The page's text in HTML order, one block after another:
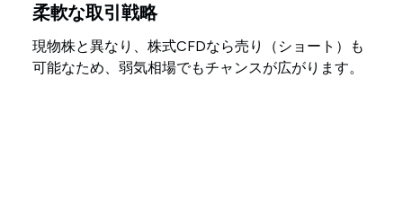
柔軟な取引戦略
現物株と異なり、株式CFDなら売り（ショート）も
可能なため、弱気相場でもチャンスが広がります。